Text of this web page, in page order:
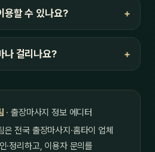
용할 수 있나요?
나 걸리나요?
· 출장마사지 정보 에디터
은 전국 출장마사지·홈타이 업체
·정리하고, 이용자 문의를